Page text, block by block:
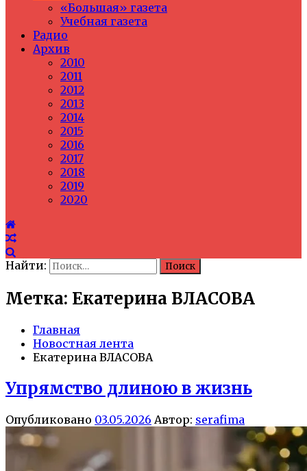
«Большая» газета
Учебная газета
Радио
Архив
2010
2011
2012
2013
2014
2015
2016
2017
2018
2019
2020
Найти:
Метка: Екатерина ВЛАСОВА
Главная
Новостная лента
Екатерина ВЛАСОВА
Упрямство длиною в жизнь
Опубликовано 03.05.2026 Автор: serafima